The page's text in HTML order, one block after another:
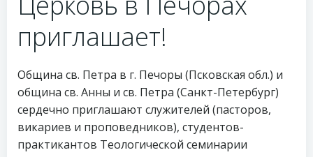
приглашает!
Община св. Петра в г. Печоры (Псковская обл.) и
община св. Анны и св. Петра (Санкт-Петербург)
сердечно приглашают служителей (пасторов,
викариев и проповедников), студентов-
практикантов Теологической семинарии